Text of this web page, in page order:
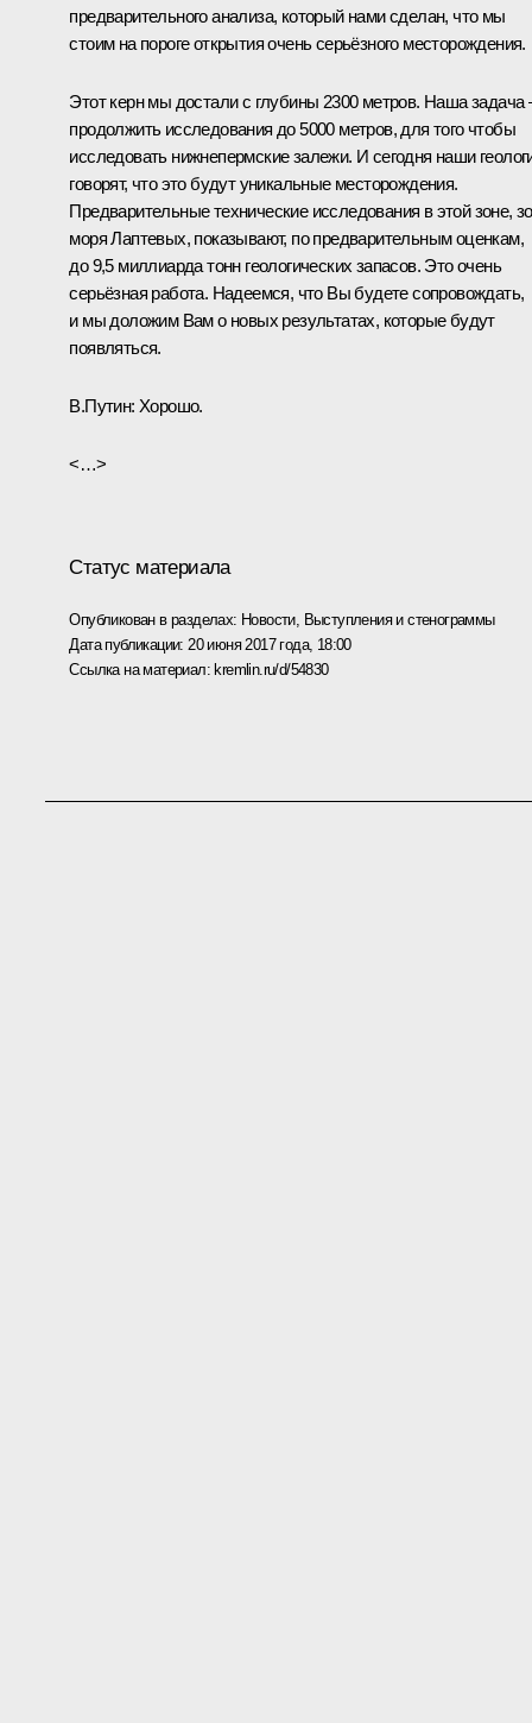
предварительного анализа, который нами сделан, что мы
стоим на пороге открытия очень серьёзного месторождения.
Этот керн мы достали с глубины 2300 метров. Наша задача
продолжить исследования до 5000 метров, для того чтобы
исследовать нижнепермские залежи. И сегодня наши
говорят, что это будут уникальные месторождения.
Предварительные технические исследования в этой зоне,
моря Лаптевых, показывают, по предварительным оценкам,
до 9,5 миллиарда тонн геологических запасов. Это очень
серьёзная работа. Надеемся, что Вы будете сопровождать,
и мы доложим Вам о новых результатах, которые будут
появляться.
В.Путин: Хорошо.
<…>
Статус материала
Опубликован в разделах: Новости, Выступления и стенограммы
Дата публикации: 20 июня 2017 года, 18:00
Ссылка на материал: kremlin.ru/d/54830